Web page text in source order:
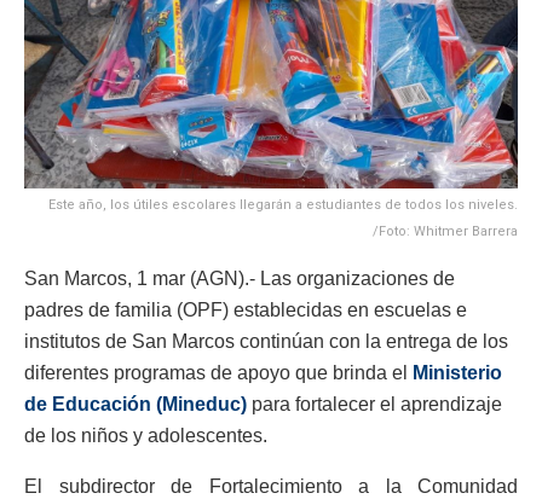
Este año, los útiles escolares llegarán a estudiantes de todos los niveles.
/Foto: Whitmer Barrera
San Marcos, 1 mar (AGN).- Las organizaciones de
padres de familia (OPF) establecidas en escuelas e
institutos de San Marcos continúan con la entrega de los
diferentes programas de apoyo que brinda el
Ministerio
de Educación (Mineduc) para fortalecer el aprendizaje
de los niños y adolescentes.
El subdirector de Fortalecimiento a la Comunidad